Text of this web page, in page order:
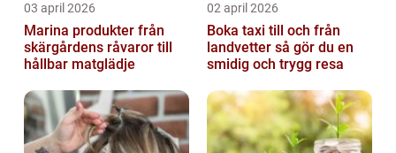
03 april 2026
Marina produkter från
skärgårdens råvaror till
hållbar matglädje
02 april 2026
Boka taxi till och från
landvetter så gör du en
smidig och trygg resa